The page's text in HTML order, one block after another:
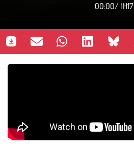
00:00/ 1H17